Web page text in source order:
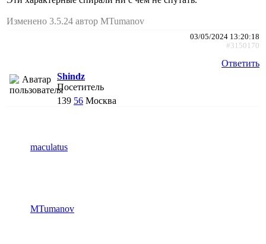
Изменено 3.5.24 автор MTumanov
03/05/2024 13:20:18
#3150170
Ответить
Shindz
Посетитель
139 56 Москва
maculatus
MTumanov